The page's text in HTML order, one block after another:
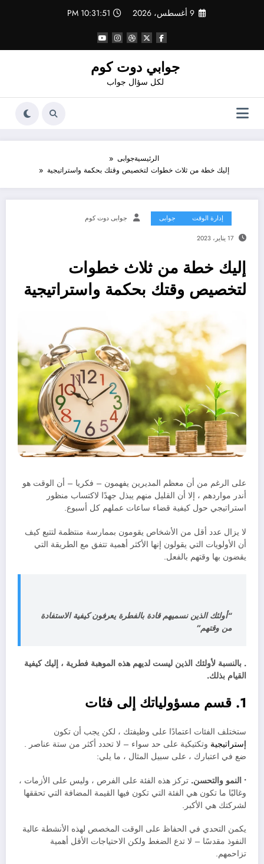
9 أغسطس، 2026 10:31:51 PM
جوابي دوت كوم
لكل سؤال جواب
الرئيسيةجوابى
إليك خطة من ثلاث خطوات لتخصيص وقتك بحكمة واستراتيجية
إدارة الوقت جوابى جوابى دوت كوم
17 يناير، 2023
إليك خطة من ثلاث خطوات
لتخصيص وقتك بحكمة واستراتيجية
على الرغم من أن معظم المديرين يفهمون – فكريا – أن الوقت هو
أندر مواردهم ، إلا أن القليل منهم يبذل جهدًا لاكتساب منظور
استراتيجي حول كيفية قضاء ساعات عملهم كل أسبوع.
لا يزال عدد أقل من الأشخاص يقومون بممارسة منتظمة لتتبع كيف
أن الأولويات التي يقولون إنها الأكثر أهمية تتفق مع الطريقة التي
يقضون بها وقتهم بالفعل.
“أولئك الذين نسميهم قادة بالفطرة يعرفون كيفية الاستفادة
من وقتهم”
. بالنسبة لأولئك الذين ليست لديهم هذه الموهبة فطرية ، إليك كيفية
القيام بذلك.
1. قسم مسؤولياتك إلى فئات
ستختلف الفئات اعتمادًا على وظيفتك ، لكن يجب أن تكون
إستراتيجية وتكتيكية على حد سواء – لا تحدد أكثر من ستة عناصر .
ضع في اعتبارك ، على سبيل المثال ، ما يلي:
• النمو والتحسن. تركز هذه الفئة على الفرص ، وليس على الأزمات ،
وغالبًا ما تكون هي الفئة التي تكون فيها القيمة المضافة التي تحققها
لشركتك هي الأكبر.
يكمن التحدي في الحفاظ على الوقت المخصص لهذه الأنشطة عالية
النفوذ مقدسًا – لا تدع الضغط ولكن الاحتياجات الأقل أهمية
تزاحمهم.